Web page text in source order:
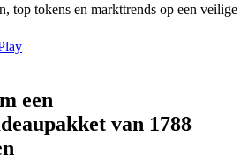
top tokens en markttrends op een veilige
een
van 1788